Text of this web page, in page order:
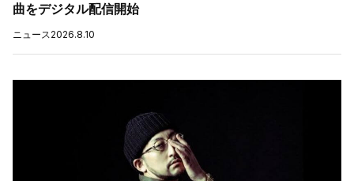
曲をデジタル配信開始
ニュース2026.8.10